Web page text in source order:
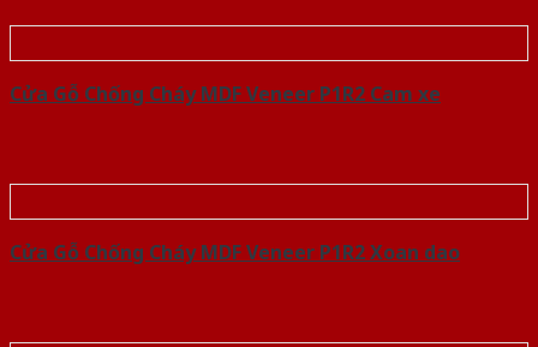
Cửa Gỗ Chống Cháy MDF Veneer P1R2 Cam xe
Cửa Gỗ Chống Cháy MDF Veneer P1R2 Xoan dao